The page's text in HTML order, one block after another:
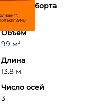
Ширина борта
2480 мм
Объем
99 м³
Длина
13.8 м
Число осей
3